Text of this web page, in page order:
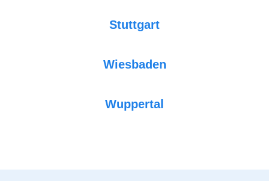
Stuttgart
Wiesbaden
Wuppertal